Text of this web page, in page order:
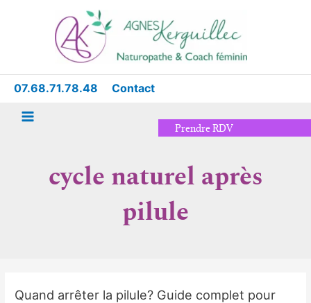
07.68.71.78.48 Contact
Menu
Prendre RDV
cycle naturel après
pilule
Quand arrêter la pilule? Guide complet pour
Quand